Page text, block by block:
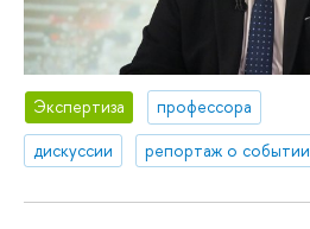
Экспертиза
профессора
дискуссии
репортаж о событии